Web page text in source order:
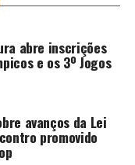
abre inscrições
e os 3º Jogos
avanços da Lei
promovido